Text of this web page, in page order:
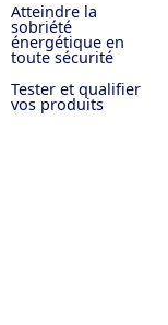
Atteindre la
sobriété
énergétique en
toute sécurité
Tester et qualifier
vos produits